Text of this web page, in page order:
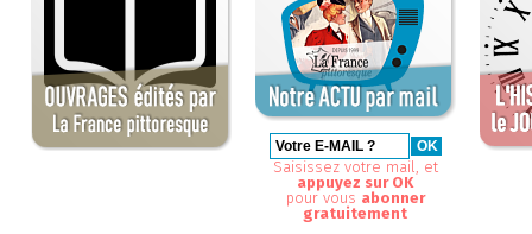
Saisissez votre mail, et
appuyez sur OK
pour vous abonner
gratuitement